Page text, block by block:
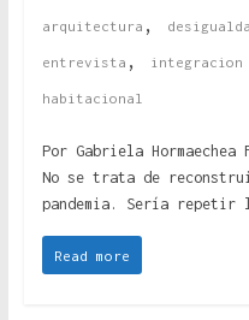
arquitectura ,
entrevista , integracion
habitacional
Por Gabriela
No se trata de
pandemia. Sería repetir
Read more